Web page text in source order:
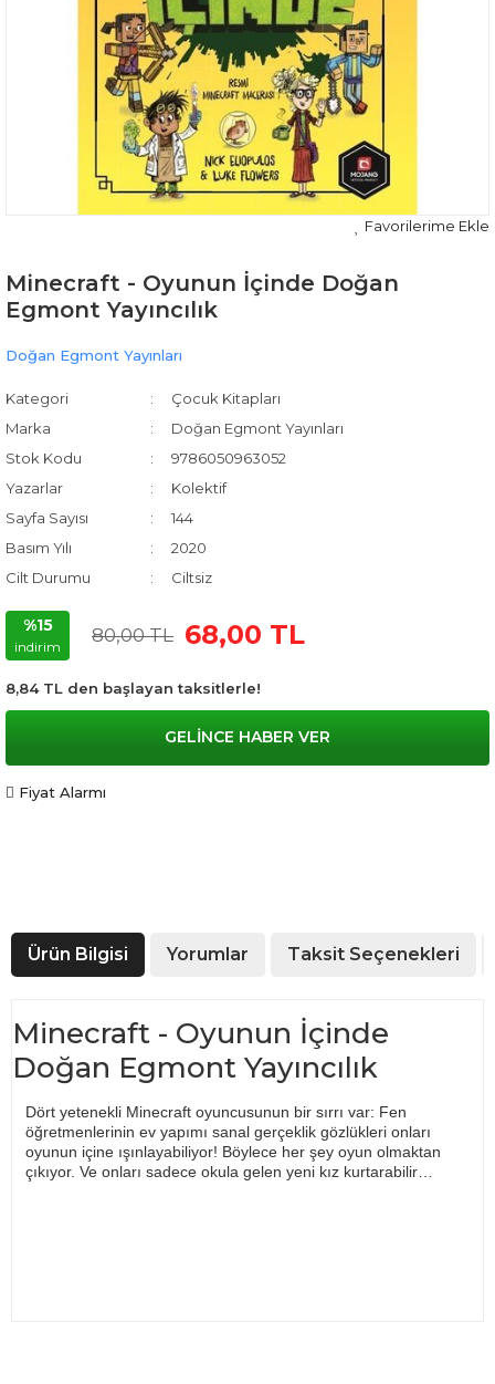
Minecraft - Oyunun İçinde Doğan
Egmont Yayıncılık
Doğan Egmont Yayınları
Kategori
Çocuk Kitapları
Marka
Doğan Egmont Yayınları
Stok Kodu
9786050963052
Yazarlar
Kolektif
Sayfa Sayısı
144
Basım Yılı
2020
Cilt Durumu
Ciltsiz
%15
indirim
80,00 TL 68,00 TL
8,84 TL den başlayan taksitlerle!
GELİNCE HABER VER
Fiyat Alarmı
Ürün Bilgisi Yorumlar Taksit Seçenekleri
Minecraft - Oyunun İçinde
Doğan Egmont Yayıncılık
Dört yetenekli Minecraft oyuncusunun bir sırrı var: Fen
öğretmenlerinin ev yapımı sanal gerçeklik gözlükleri onları
oyunun içine ışınlayabiliyor! Böylece her şey oyun olmaktan
çıkıyor. Ve onları sadece okula gelen yeni kız kurtarabilir…